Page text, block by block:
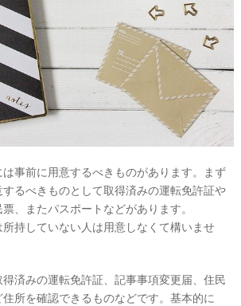
事前に用意するべきものがあります。まず
るべきものとして取得済みの運転免許証や
、またパスポートなどがあります。
持していない人は用意しなくて構いませ
済みの運転免許証、記事事項変更届、住民
所を確認できるものなどです。基本的に